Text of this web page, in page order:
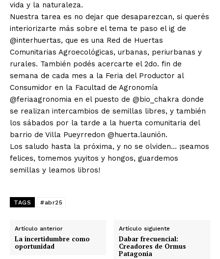
vida y la naturaleza.
Nuestra tarea es no dejar que desaparezcan, si querés
interiorizarte más sobre el tema te paso el ig de
@interhuertas, que es una Red de Huertas
Comunitarias Agroecológicas, urbanas, periurbanas y
rurales. También podés acercarte el 2do. fin de
semana de cada mes a la Feria del Productor al
Consumidor en la Facultad de Agronomía
@feriaagronomia en el puesto de @bio_chakra donde
se realizan intercambios de semillas libres, y también
los sábados por la tarde a la huerta comunitaria del
barrio de Villa Pueyrredon @huerta.launión.
Los saludo hasta la próxima, y no se olviden… ¡seamos
felices, tomemos yuyitos y hongos, guardemos
semillas y leamos libros!
TAGS #abr25
Artículo anterior
La incertidumbre como
oportunidad
Artículo siguiente
Dabar frecuencial:
Creadores de Ormus
Patagonia